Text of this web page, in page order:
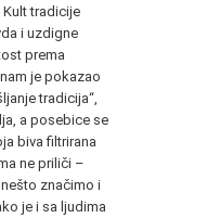
tradicije
i uzdigne
prema
je pokazao
tradicija“,
a posebice se
biva filtrirana
ne priliči –
značimo i
je i sa ljudima